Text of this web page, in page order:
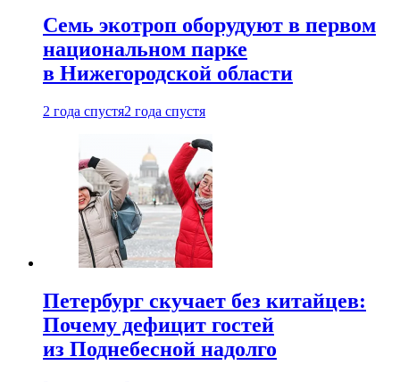
Семь экотроп оборудуют в первом
национальном парке
в Нижегородской области
2 года спустя2 года спустя
Петербург скучает без китайцев:
Почему дефицит гостей
из Поднебесной надолго